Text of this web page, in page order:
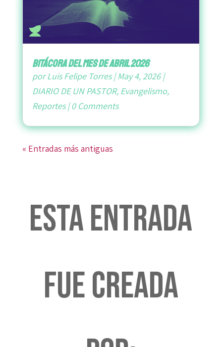
bitácora del mes de abril 2026
porLuis Felipe Torres|May 4, 2026|
DIARIO DE UN PASTOR, Evangelismo,
Reportes|0 Comments
« Entradas más antiguas
Esta entrada
fue creada